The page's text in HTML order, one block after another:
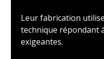
Leur fabrication
technique répondant
exigeantes.